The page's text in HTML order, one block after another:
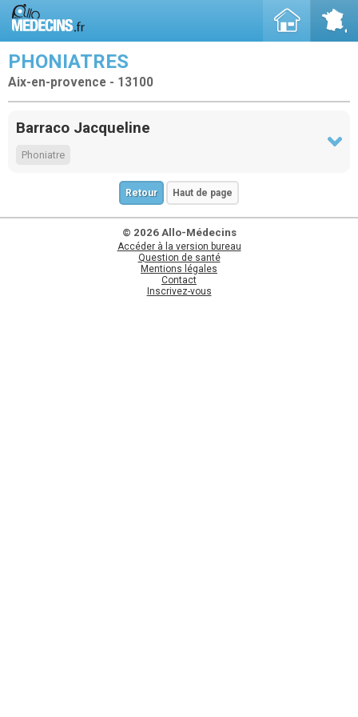
PHONIATRES
Aix-en-provence - 13100
Barraco Jacqueline
Phoniatre
Retour Haut de page
© 2026 Allo-Médecins
Accéder à la version bureau
Question de santé
Mentions légales
Contact
Inscrivez-vous